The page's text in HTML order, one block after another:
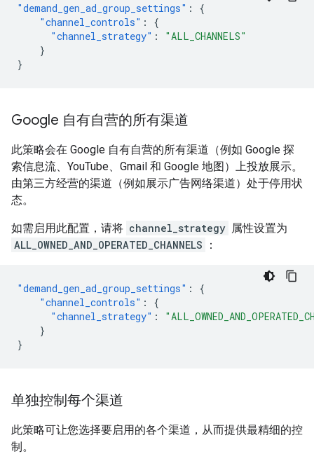
"demand_gen_ad_group_settings" :
{
"channel_controls" :
{
"channel_strategy" :
"ALL_CHANNELS"
}
}
Google 自有自营的所有渠道
此策略会在 Google 自有自营的所有渠道（例如 Google 探
索信息流、YouTube、Gmail 和 Google 地图）上投放展示。
由第三方经营的渠道（例如展示广告网络渠道）处于停用状
态。
如需启用此配置，请将 channel_strategy 属性设置为
ALL_OWNED_AND_OPERATED_CHANNELS
：
"demand_gen_ad_group_settings" :
{
"channel_controls" :
{
"channel_strategy" :
}
}
单独控制每个渠道
此策略可让您选择要启用的各个渠道，从而提供最精细的控
制。